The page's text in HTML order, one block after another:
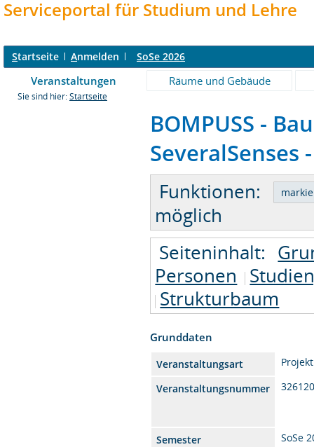
Serviceportal für Studium und Lehre
Startseite Anmelden SoSe 2026
Veranstaltungen Räume und Gebäude
Sie sind hier: Startseite
BOMPUSS -
SeveralSenses
Funktionen:
möglich
Seiteninhalt:
Personen
Strukturbaum
Grunddaten
Veranstaltungsart
Veranstaltungsnummer
Semester
SoSe